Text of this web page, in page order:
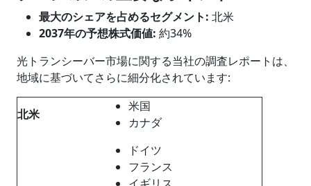
最大のシェアを占めるセグメント: 北米
2037年の予想株式価値: 約34%
光トランシーバー市場に関する当社の調査レポートは、
地域に基づいてさらに細分化されています:
北米
米国
カナダ
ドイツ
フランス
イギリス